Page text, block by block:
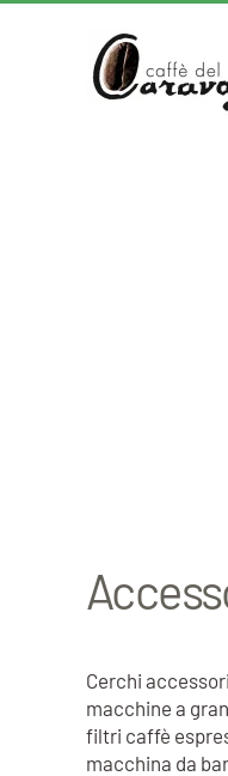
Skip to main content
Cerchi
macchine a
filtri caffè
macchina da